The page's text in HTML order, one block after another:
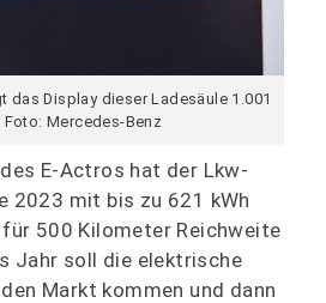
das Display dieser Ladesäule 1.001
Foto: Mercedes-Benz
E-Actros hat der Lkw-
2023 mit bis zu 621 kWh
500 Kilometer Reichweite
Jahr soll die elektrische
Markt kommen und dann